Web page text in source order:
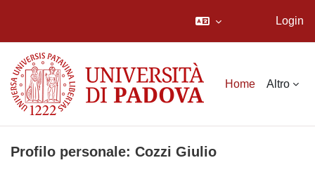
Login
Home Altro
Profilo personale: Cozzi Giulio